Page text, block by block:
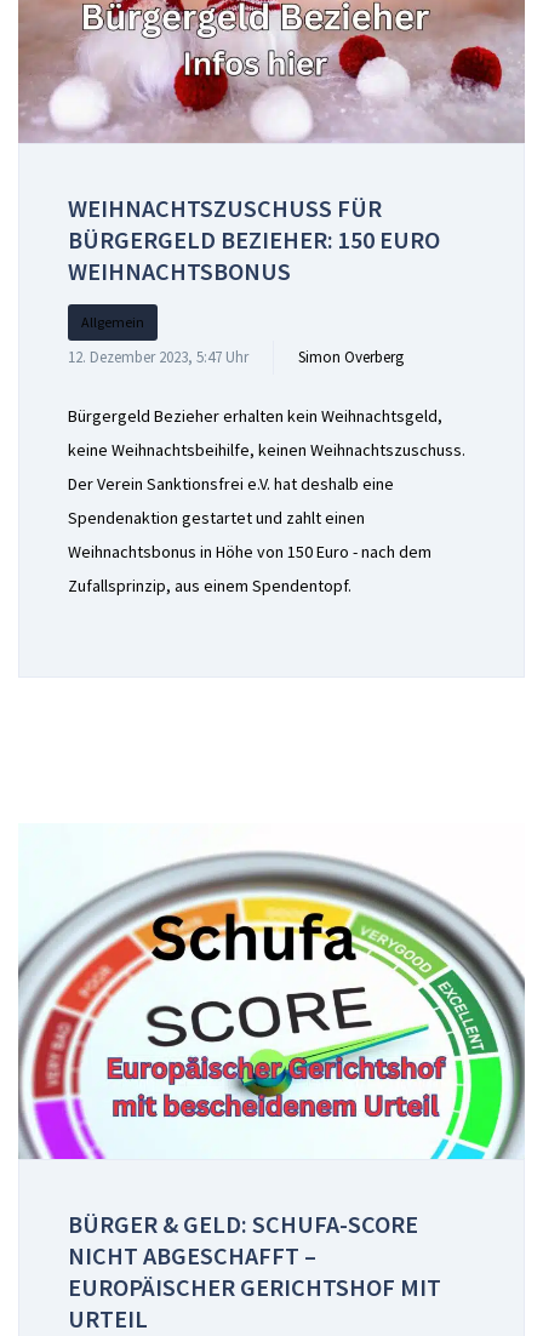
WEIHNACHTSZUSCHUSS FÜR
BÜRGERGELD BEZIEHER: 150 EURO
WEIHNACHTSBONUS
Allgemein
12. Dezember 2023, 5:47 Uhr Simon Overberg
Bürgergeld Bezieher erhalten kein Weihnachtsgeld,
keine Weihnachtsbeihilfe, keinen Weihnachtszuschuss.
Der Verein Sanktionsfrei e.V. hat deshalb eine
Spendenaktion gestartet und zahlt einen
Weihnachtsbonus in Höhe von 150 Euro - nach dem
Zufallsprinzip, aus einem Spendentopf.
BÜRGER & GELD: SCHUFA-SCORE
NICHT ABGESCHAFFT –
EUROPÄISCHER GERICHTSHOF MIT
URTEIL